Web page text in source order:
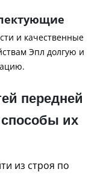
и качественные
Эпл долгую и
передней
их
из строя по